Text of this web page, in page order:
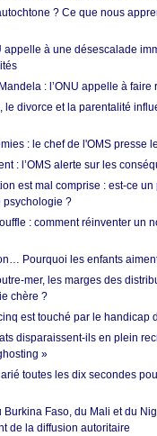
? Ce que nous
appelle à une désescalade
: l’ONU appelle à
le divorce et la parentalité
: le chef de l'OMS presse
: l’OMS alerte sur les
est mal comprise : est-ce
psychologie ?
: comment réinventer un
Pourquoi les enfants
mer, les marges des
chère ?
est touché par le handicap
disparaissent-ils en plein
»
toutes les dix secondes
Burkina Faso, du Mali et du
de la diffusion autoritaire